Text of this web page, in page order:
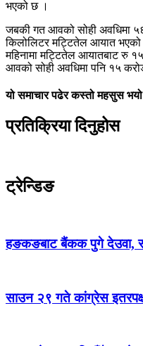
भएको छ ।
जबकी गत आवको सोही अवधिमा
किलोलिटर मट्टितेल आयात
महिनामा मट्टितेल आयातबाट रु
आवको सोही अवधिमा पनि १५
यो समाचार पढेर कस्तो महसुस
प्रतिक्रिया दिनुहोस
ट्रेन्डिङ
हङकङबाट बैंकक पुगे देउवा,
साउन २९ गते कांग्रेस